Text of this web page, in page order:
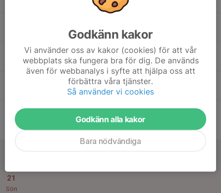
19:45
21:15
Isträning
Sjöaremossen
Match Skirö - SSK
Hydro Arena
19:30
Match mot Skirö Allmänna Idrottsklubb
Bandyallsvenskan Dam - Syd
Hydro Arena
21
Sön
Godkänn kakor
Vi använder oss av kakor (cookies) för att vår
webbplats ska fungera bra för dig. De används
även för webbanalys i syfte att hjälpa oss att
förbättra våra tjänster.
Så använder vi cookies
Godkänn alla kakor
Bara nödvändiga